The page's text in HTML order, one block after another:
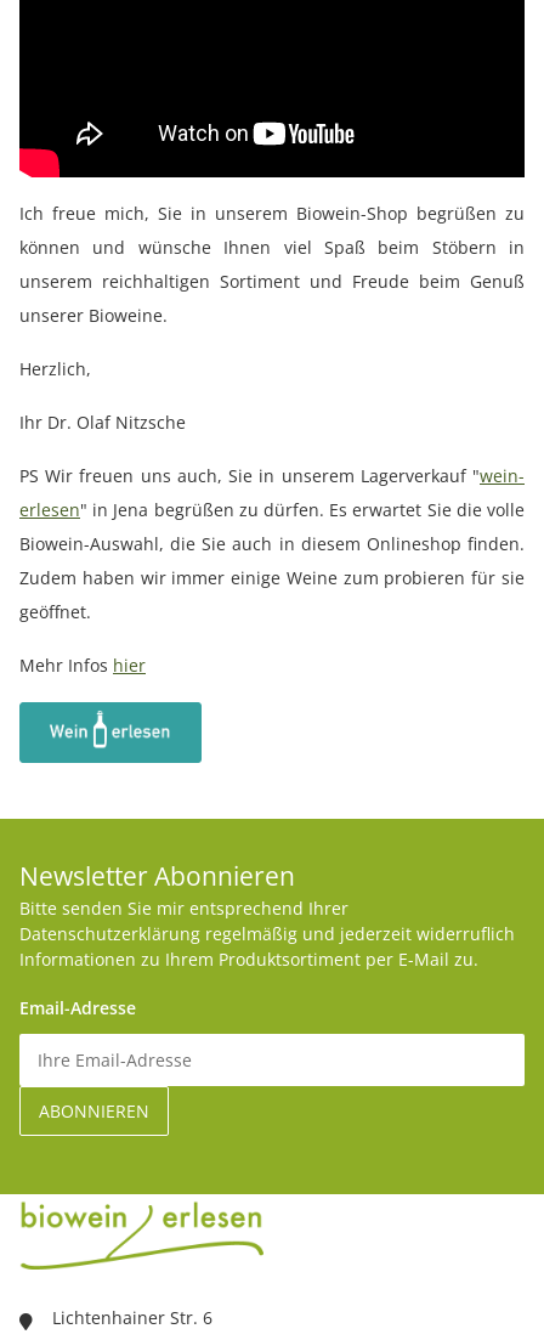
Ich freue mich, Sie in unserem Biowein-Shop begrüßen zu
können und wünsche Ihnen viel Spaß beim Stöbern in
unserem reichhaltigen Sortiment und Freude beim Genuß
unserer Bioweine.
Herzlich,
Ihr Dr. Olaf Nitzsche
PS Wir freuen uns auch, Sie in unserem Lagerverkauf "wein-
erlesen" in Jena begrüßen zu dürfen. Es erwartet Sie die volle
Biowein-Auswahl, die Sie auch in diesem Onlineshop finden.
Zudem haben wir immer einige Weine zum probieren für sie
geöffnet.
Mehr Infos hier
Newsletter Abonnieren
Bitte senden Sie mir entsprechend Ihrer
Datenschutzerklärung regelmäßig und jederzeit widerruflich
Informationen zu Ihrem Produktsortiment per E-Mail zu.
Email-Adresse
Lichtenhainer Str. 6